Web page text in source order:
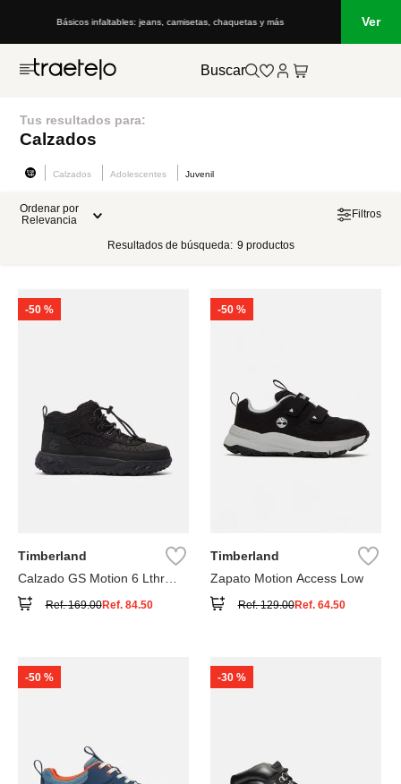
Básicos infaltables: jeans, camisetas, chaquetas y más Ver
Buscar
Tus resultados para:
Calzados
Calzados Adolescentes Juvenil
Ordenar por
Relevancia
Filtros
Resultados de búsqueda: 9 productos
-50 %
Timberland
Calzado GS Motion 6 Lthr
Ref.169.00Ref. 84.50
-50 %
Timberland
Zapato Motion Access Low
Ref.129.00Ref. 64.50
-50 % -30 %